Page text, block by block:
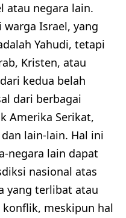
atau negara lain.
Israel, yang
Yahudi, tetapi
Kristen, atau
kedua belah
dari berbagai
Amerika Serikat,
lain-lain. Hal ini
negara lain dapat
nasional atas
yang terlibat atau
meskipun hal